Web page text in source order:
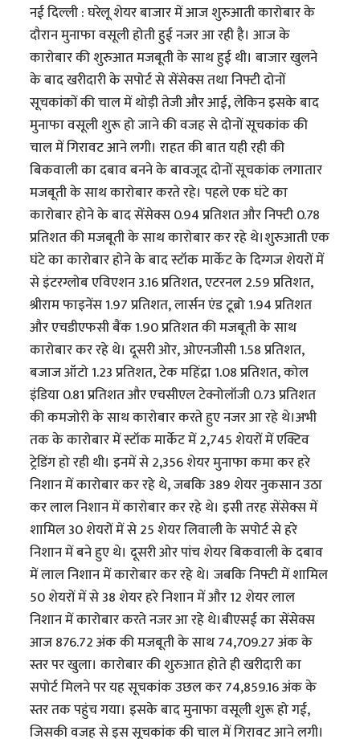
नई दिल्ली : घरेलू शेयर बाजार में आज शुरुआती कारोबार के
दौरान मुनाफा वसूली होती हुई नजर आ रही है। आज के
कारोबार की शुरुआत मजबूती के साथ हुई थी। बाजार खुलने
के बाद खरीदारी के सपोर्ट से सेंसेक्स तथा निफ्टी दोनों
सूचकांकों की चाल में थोड़ी तेजी और आई, लेकिन इसके बाद
मुनाफा वसूली शुरू हो जाने की वजह से दोनों सूचकांक की
चाल में गिरावट आने लगी। राहत की बात यही रही की
बिकवाली का दबाव बनने के बावजूद दोनों सूचकांक लगातार
मजबूती के साथ कारोबार करते रहे। पहले एक घंटे का
कारोबार होने के बाद सेंसेक्स 0.94 प्रतिशत और निफ्टी 0.78
प्रतिशत की मजबूती के साथ कारोबार कर रहे थे।शुरुआती एक
घंटे का कारोबार होने के बाद स्टॉक मार्केट के दिग्गज शेयरों में
से इंटरग्लोब एविएशन 3.16 प्रतिशत, एटरनल 2.59 प्रतिशत,
श्रीराम फाइनेंस 1.97 प्रतिशत, लार्सन एंड टूब्रो 1.94 प्रतिशत
और एचडीएफसी बैंक 1.90 प्रतिशत की मजबूती के साथ
कारोबार कर रहे थे। दूसरी ओर, ओएनजीसी 1.58 प्रतिशत,
बजाज ऑटो 1.23 प्रतिशत, टेक महिंद्रा 1.08 प्रतिशत, कोल
इंडिया 0.81 प्रतिशत और एचसीएल टेक्नोलॉजी 0.73 प्रतिशत
की कमजोरी के साथ कारोबार करते हुए नजर आ रहे थे।अभी
तक के कारोबार में स्टॉक मार्केट में 2,745 शेयरों में एक्टिव
ट्रेडिंग हो रही थी। इनमें से 2,356 शेयर मुनाफा कमा कर हरे
निशान में कारोबार कर रहे थे, जबकि 389 शेयर नुकसान उठा
कर लाल निशान में कारोबार कर रहे थे। इसी तरह सेंसेक्स में
शामिल 30 शेयरों में से 25 शेयर लिवाली के सपोर्ट से हरे
निशान में बने हुए थे। दूसरी ओर पांच शेयर बिकवाली के दबाव
में लाल निशान में कारोबार कर रहे थे। जबकि निफ्टी में शामिल
50 शेयरों में से 38 शेयर हरे निशान में और 12 शेयर लाल
निशान में कारोबार करते नजर आ रहे थे।बीएसई का सेंसेक्स
आज 876.72 अंक की मजबूती के साथ 74,709.27 अंक के
स्तर पर खुला। कारोबार की शुरुआत होते ही खरीदारी का
सपोर्ट मिलने पर यह सूचकांक उछल कर 74,859.16 अंक के
स्तर तक पहुंच गया। इसके बाद मुनाफा वसूली शुरू हो गई,
जिसकी वजह से इस सूचकांक की चाल में गिरावट आने लगी।